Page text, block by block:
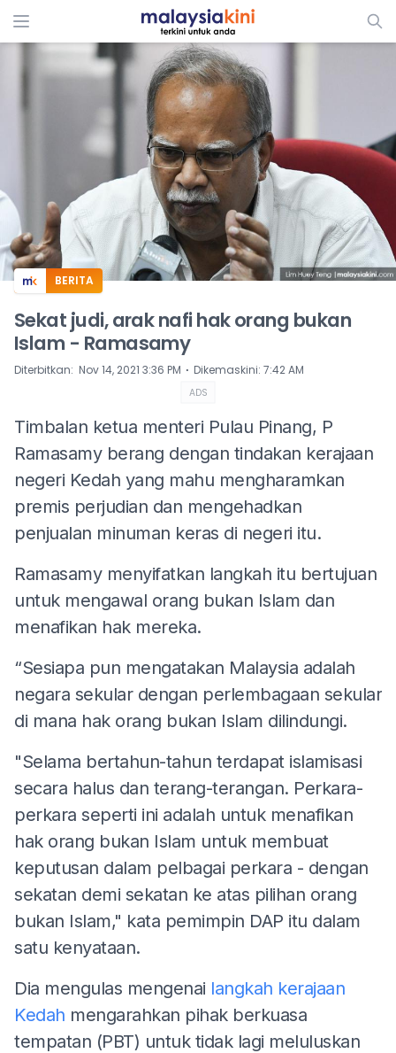
ADS
BERITA
Sekat judi, arak nafi hak orang bukan
Islam - Ramasamy
Diterbitkan: Nov 14, 2021 3:36 PM ⋅ Dikemaskini: 7:42 AM
ADS
Timbalan ketua menteri Pulau Pinang, P
Ramasamy berang dengan tindakan kerajaan
negeri Kedah yang mahu mengharamkan
premis perjudian dan mengehadkan
penjualan minuman keras di negeri itu.
Ramasamy menyifatkan langkah itu bertujuan
untuk mengawal orang bukan Islam dan
menafikan hak mereka.
“Sesiapa pun mengatakan Malaysia adalah
negara sekular dengan perlembagaan sekular
di mana hak orang bukan Islam dilindungi.
"Selama bertahun-tahun terdapat islamisasi
secara halus dan terang-terangan. Perkara-
perkara seperti ini adalah untuk menafikan
hak orang bukan Islam untuk membuat
keputusan dalam pelbagai perkara - dengan
sekatan demi sekatan ke atas pilihan orang
bukan Islam," kata pemimpin DAP itu dalam
satu kenyataan.
Dia mengulas mengenai langkah kerajaan
Kedah mengarahkan pihak berkuasa
tempatan (PBT) untuk tidak lagi meluluskan